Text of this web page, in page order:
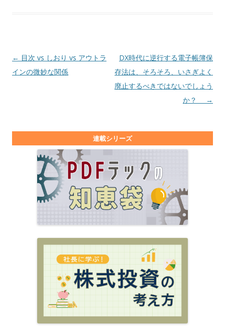
投稿ナビゲーション
← 目次 vs しおり vs アウトラ
インの微妙な関係
DX時代に逆行する電子帳簿保
存法は、そろそろ、いさぎよく
廃止するべきではないでしょう
か？
→
連載シリーズ